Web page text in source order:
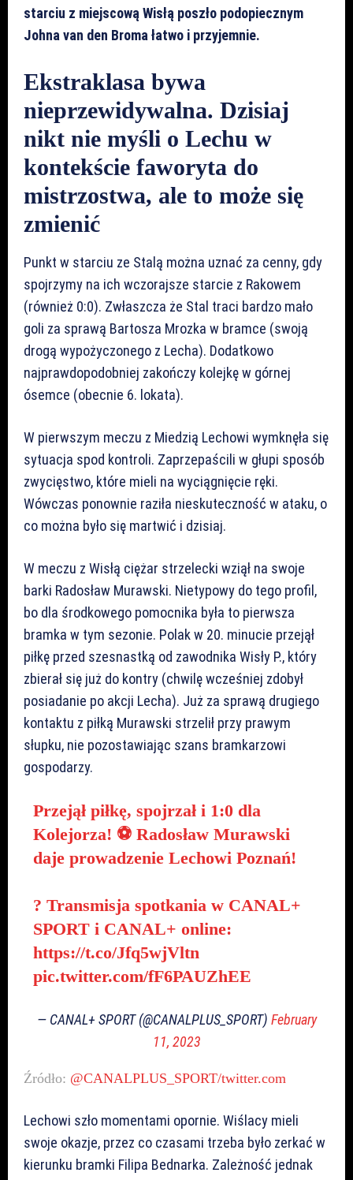
starciu z miejscową Wisłą poszło podopiecznym
Johna van den Broma łatwo i przyjemnie.
Ekstraklasa bywa
nieprzewidywalna. Dzisiaj
nikt nie myśli o Lechu w
kontekście faworyta do
mistrzostwa, ale to może się
zmienić
Punkt w starciu ze Stalą można uznać za cenny, gdy
spojrzymy na ich wczorajsze starcie z Rakowem
(również 0:0). Zwłaszcza że Stal traci bardzo mało
goli za sprawą Bartosza Mrozka w bramce (swoją
drogą wypożyczonego z Lecha). Dodatkowo
najprawdopodobniej zakończy kolejkę w górnej
ósemce (obecnie 6. lokata).
W pierwszym meczu z Miedzią Lechowi wymknęła się
sytuacja spod kontroli. Zaprzepaścili w głupi sposób
zwycięstwo, które mieli na wyciągnięcie ręki.
Wówczas ponownie raziła nieskuteczność w ataku, o
co można było się martwić i dzisiaj.
W meczu z Wisłą ciężar strzelecki wziął na swoje
barki Radosław Murawski. Nietypowy do tego profil,
bo dla środkowego pomocnika była to pierwsza
bramka w tym sezonie. Polak w 20. minucie przejął
piłkę przed szesnastką od zawodnika Wisły P., który
zbierał się już do kontry (chwilę wcześniej zdobył
posiadanie po akcji Lecha). Już za sprawą drugiego
kontaktu z piłką Murawski strzelił przy prawym
słupku, nie pozostawiając szans bramkarzowi
gospodarzy.
Przejął piłkę, spojrzał i 1:0 dla
Kolejorza! ⚽ Radosław Murawski
daje prowadzenie Lechowi Poznań!
? Transmisja spotkania w CANAL+
SPORT i CANAL+ online:
https://t.co/Jfq5wjVltn
pic.twitter.com/fF6PAUZhEE
— CANAL+ SPORT (@CANALPLUS_SPORT) February
11, 2023
Źródło: @CANALPLUS_SPORT/twitter.com
Lechowi szło momentami opornie. Wiślacy mieli
swoje okazje, przez co czasami trzeba było zerkać w
kierunku bramki Filipa Bednarka. Zależność jednak